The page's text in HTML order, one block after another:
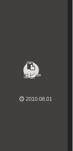
コピー
2010.08.01